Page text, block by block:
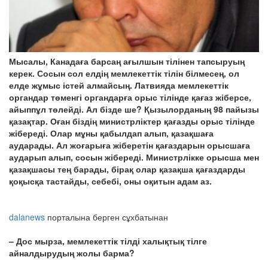
Мысалы, Канадаға барсаң ағылшын тілінен тапсыруың
керек. Сосын сол елдің мемлекеттік тілін білмесең, ол
елде жұмыс істей алмайсың. Латвияда мемлекеттік
органдар төменгі органдарға орыс тілінде қағаз жіберсе,
айыппұл төлейді. Ал бізде ше? Қызылорданың 98 пайызы
қазақтар. Оған біздің министрліктер қағазды орыс тілінде
жібереді. Олар мұны қабылдап алып, қазақшаға
аударады. Ал жоғарыға жіберетін қағаздарын орысшаға
аударып алып, сосын жібереді. Министрлікке орысша мен
қазақшасы тең барады, бірақ олар қазақша қағаздарды
қоқысқа тастайды, себебі, оны оқитын адам аз.
dalanews порталына берген сұхбатынан
– Дос мырза, мемлекеттік тілді халықтық тілге
айналдырудың жолы барма?